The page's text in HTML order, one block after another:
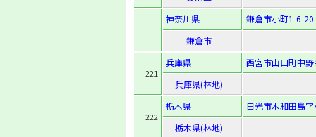
神奈川県
鎌倉市小町1-6-20
鎌倉市
221
兵庫県
西宮市山口町中
兵庫県(林地)
222
栃木県
日光市木和田島
栃木県(林地)